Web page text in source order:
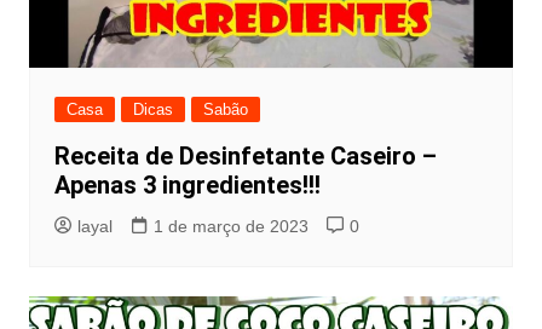
Casa Dicas Sabão
Receita de Desinfetante Caseiro –
Apenas 3 ingredientes!!!
layal 1 de março de 2023 0